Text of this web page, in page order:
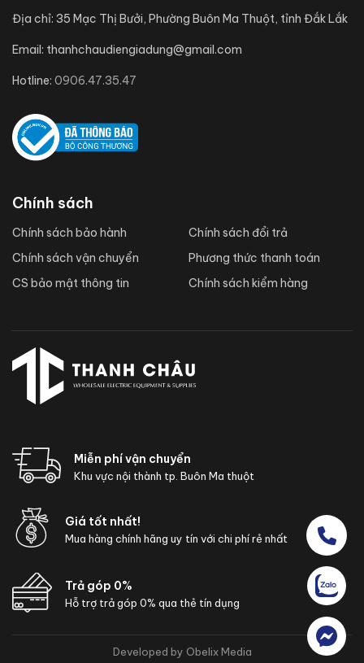
Địa chỉ: 35 Mạc Thị Bưởi, Phường Buôn Ma Thuột, tỉnh Đắk Lắk
Email: thanhchaudiengiadung@gmail.com
Hotline: 0906.47.35.47
Chính sách
Chính sách bảo hành
Chính sách vận chuyển
CS bảo mật thông tin
Chính sách đổi trả
Phương thức thanh toán
Chính sách kiểm hàng
Miễn phí vận chuyển
Khu vực nội thành tp. Buôn Ma thuột
Giá tốt nhất!
Mua hàng chính hãng uy tín với chi phí rẻ nhất
Trả góp 0%
Hỗ trợ trả góp 0% qua thẻ tín dụng
Developed by Obelix Media